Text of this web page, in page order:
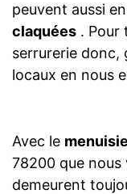
peuvent aussi
claquées . Pour
serrurerie donc,
locaux en nous
Avec le
78200 que
demeurent